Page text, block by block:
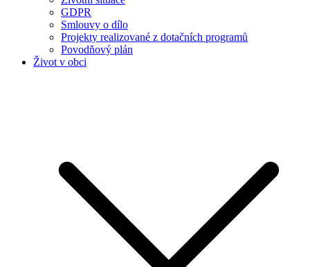
GDPR
Smlouvy o dílo
Projekty realizované z dotačních programů
Povodňový plán
Život v obci